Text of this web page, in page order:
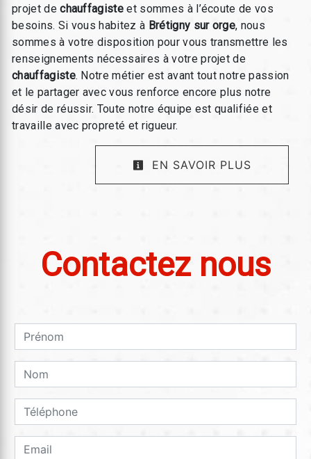
projet dechauffagiste et sommes à l’écoute de vos
besoins. Si vous habitez à Brétigny sur orge, nous
sommes à votre disposition pour vous transmettre les
renseignements nécessaires à votre projet de
chauffagiste. Notre métier est avant tout notre passion
et le partager avec vous renforce encore plus notre
désir de réussir. Toute notre équipe est qualifiée et
travaille avec propreté et rigueur.
EN SAVOIR PLUS
Contactez nous